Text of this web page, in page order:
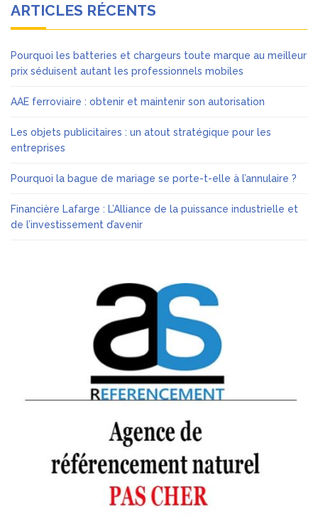
ARTICLES RÉCENTS
Pourquoi les batteries et chargeurs toute marque au meilleur
prix séduisent autant les professionnels mobiles
AAE ferroviaire : obtenir et maintenir son autorisation
Les objets publicitaires : un atout stratégique pour les
entreprises
Pourquoi la bague de mariage se porte-t-elle à l’annulaire ?
Financière Lafarge : L’Alliance de la puissance industrielle et
de l’investissement d’avenir